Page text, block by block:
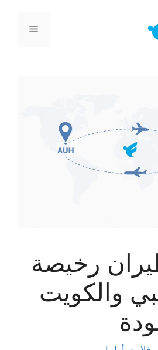
القائمة
رخيصة
والكويت